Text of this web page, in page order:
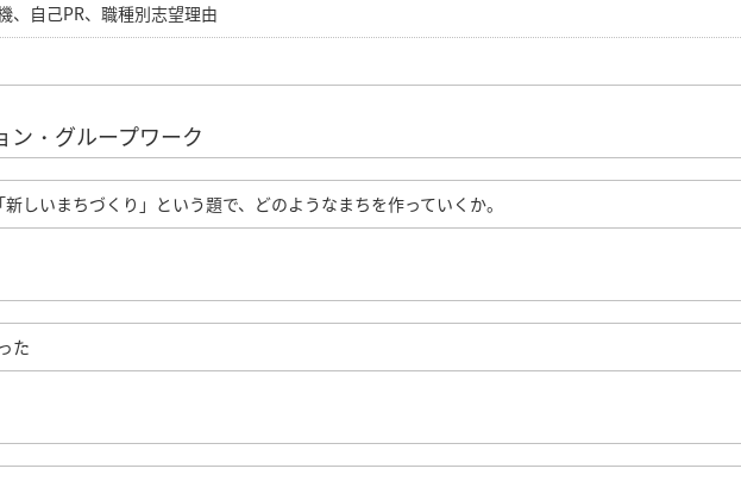
、自己PR、職種別志望理由
ン・グループワーク
新しいまちづくり」という題で、どのようなまちを作っていくか。
た